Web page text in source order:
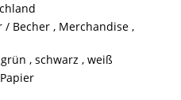
/ Becher , Merchandise ,
, schwarz , weiß